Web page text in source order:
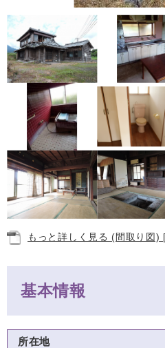
もっと詳しく見る (間取り図
基本情報
所在地